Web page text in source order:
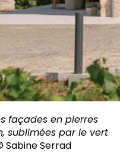
façades en pierres
sublimées par le vert
Sabine Serrad